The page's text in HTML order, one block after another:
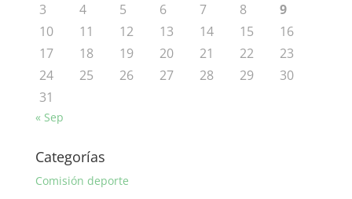
3
4 5 6 7 8
9
10
11 12 13 14 15
16
17
18 19 20 21 22
23
24
25 26 27 28 29
30
31
« Sep
Categorías
Comisión deporte